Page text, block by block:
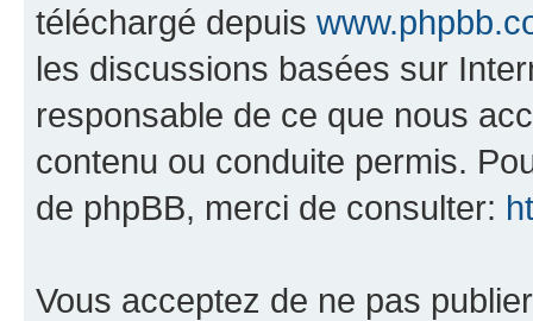
téléchargé depuis
les discussions basées sur
responsable de ce que nous
contenu ou conduite permis.
de phpBB, merci de consulter:
Vous acceptez de ne pas